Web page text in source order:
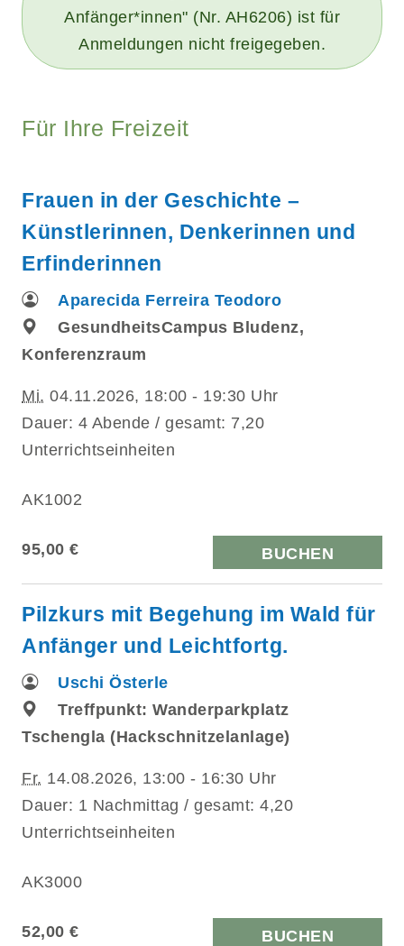
Anfänger*innen" (Nr. AH6206) ist für
Anmeldungen nicht freigegeben.
Für Ihre Freizeit
Frauen in der Geschichte –
Künstlerinnen, Denkerinnen und
Erfinderinnen
Aparecida Ferreira Teodoro
GesundheitsCampus Bludenz,
Konferenzraum
Mi. 04.11.2026, 18:00 - 19:30 Uhr
Dauer: 4 Abende / gesamt: 7,20
Unterrichtseinheiten
AK1002
95,00 € BUCHEN
Pilzkurs mit Begehung im Wald für
Anfänger und Leichtfortg.
Uschi Österle
Treffpunkt: Wanderparkplatz
Tschengla (Hackschnitzelanlage)
Fr. 14.08.2026, 13:00 - 16:30 Uhr
Dauer: 1 Nachmittag / gesamt: 4,20
Unterrichtseinheiten
AK3000
52,00 € BUCHEN